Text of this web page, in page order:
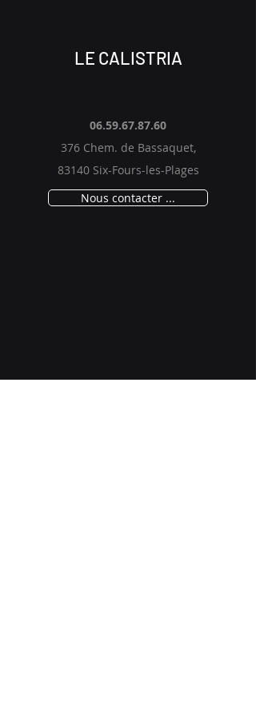
LE CALISTRIA
06.59.67.87.60
376 Chem. de Bassaquet,
83140 Six-Fours-les-Plages
Nous contacter ...